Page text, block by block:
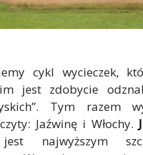
cykl wycieczek,
jest zdobycie
Tym razem
Jaźwinę i Włochy.
najwyższym